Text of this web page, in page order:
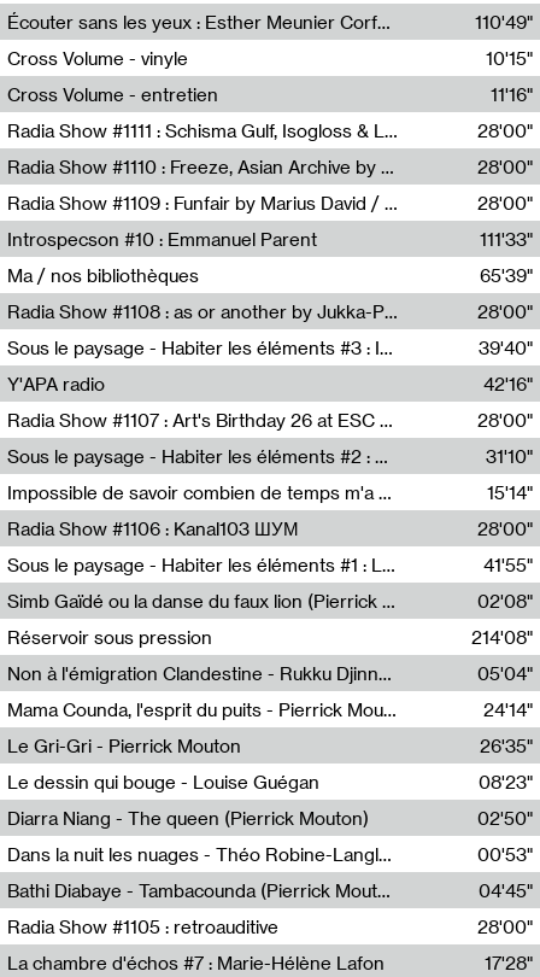
Liza Maignan,Elodie Lecat
Écouter sans les yeux : Esther Meunier Corfdyr
Esther Meunier Corfdyr
110'49"
Cross Volume - vinyle
10'15"
Cross Volume - entretien
11'16"
Radia Show #1111 : Schisma Gulf, Isogloss & Lament For The Old Clock By Harvey Young / Resonance
Resonance
28'00"
Radia Show #1110 : Freeze, Asian Archive by Avita Maheen / Radio Worm
Radio WORM
28'00"
Radia Show #1109 : Funfair by Marius David / JET FM
Jet FM
28'00"
Introspecson #10 : Emmanuel Parent
Pierre Henry,Emmanuel Parent
111'33"
Ma / nos bibliothèques
Sarah Tritz,Elene Lapiashivili,Justin Marconnet,Mateo Cuche,Esther Lechevalier,Suzie Lecroart,Romance Castelet
65'39"
Radia Show #1108 : as or another by Jukka-Pekka Kervinen / Rádio Zero
Radio Zero
28'00"
Sous le paysage - Habiter les éléments #3 : Interprétations, rituels et symboliques des éléments
Nastassja Martin
39'40"
Y'APA radio
Pierrick Mouton
42'16"
Radia Show #1107 : Art's Birthday 26 at ESC - Medien Kunst Labor
Radio Helsinki
28'00"
Sous le paysage - Habiter les éléments #2 : Vers le tournant élémentaire
Nastassja Martin
31'10"
Impossible de savoir combien de temps m'a échappé
Mélanie Blaison,Mateo Cuin
15'14"
Radia Show #1106 : Kanal103 ШУМ
Kanal103
28'00"
Sous le paysage - Habiter les éléments #1 : Les éléments et les débordements du vivant
Nastassja Martin
41'55"
Simb Gaïdé ou la danse du faux lion (Pierrick Mouton)
Pierrick Mouton,Simb Gaïdé
02'08"
Réservoir sous pression
214'08"
Non à l'émigration Clandestine - Rukku Djinne Squad (Eden Tinto Collins)
Eden Tinto Collins,Rukku Djinne
05'04"
Mama Counda, l'esprit du puits - Pierrick Mouton
Pierrick Mouton
24'14"
Le Gri-Gri - Pierrick Mouton
Pierrick Mouton
26'35"
Le dessin qui bouge - Louise Guégan
Louise Guégan
08'23"
Diarra Niang - The queen (Pierrick Mouton)
Pierrick Mouton,Diarra Niang
02'50"
Dans la nuit les nuages - Théo Robine-Langlois
Théo Robine-Langlois,LD Beat
00'53"
Bathi Diabaye - Tambacounda (Pierrick Mouton)
Pierrick Mouton,Bathi Diabaye
04'45"
Radia Show #1105 : retroauditive
Soundart Radio
28'00"
La chambre d'échos #7 : Marie-Hélène Lafon
17'28"